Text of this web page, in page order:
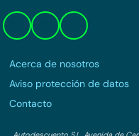
Acerca de nosotros
Aviso protección de datos
Contacto